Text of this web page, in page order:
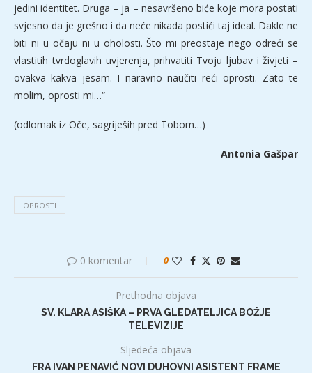
jedini identitet. Druga – ja – nesavršeno biće koje mora postati
svjesno da je grešno i da neće nikada postići taj ideal. Dakle ne
biti ni u očaju ni u oholosti. Što mi preostaje nego odreći se
vlastitih tvrdoglavih uvjerenja, prihvatiti Tvoju ljubav i živjeti –
ovakva kakva jesam. I naravno naučiti reći oprosti. Zato te
molim, oprosti mi…“
(odlomak iz Oče, sagriješih pred Tobom…)
Antonia Gašpar
OPROSTI
0 komentar 0
Prethodna objava
SV. KLARA ASIŠKA – PRVA GLEDATELJICA BOŽJE
TELEVIZIJE
Sljedeća objava
FRA IVAN PENAVIĆ NOVI DUHOVNI ASISTENT FRAME